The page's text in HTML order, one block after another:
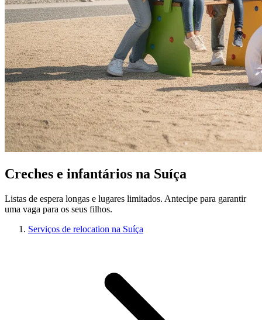
Creches e infantários na Suíça
Listas de espera longas e lugares limitados. Antecipe para garantir
uma vaga para os seus filhos.
Serviços de relocation na Suíça